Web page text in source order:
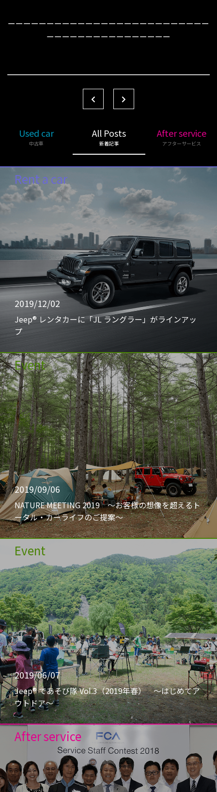
ーーーーーーーーーーーーーーーーーーーーーーーーーー
ーーーーーーーーーーーーーーーー
Used car
中古車
All Posts
新着記事
After service
アフターサービス
Rent a car
2019/12/02
Jeep® レンタカーに「JL ラングラー」がラインアッ
プ
Event
2019/09/06
NATURE MEETING 2019 〜お客様の想像を超えるト
ータル・カーライフのご提案〜
Event
2019/06/07
Jeep® であそび隊 Vol.3（2019年春） 〜はじめてア
ウトドア〜
After service